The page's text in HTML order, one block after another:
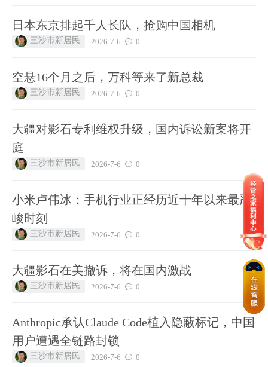
日本东京排起千人长队，抢购中国相机
三沙市新居民 2026-7-6 0
空悬16个月之后，万科等来了新总裁
三沙市新居民 2026-7-6 0
大疆对影石专利维权升级，国内诉讼新案将开
庭
三沙市新居民 2026-7-6 0
小米卢伟冰：手机行业正经历近十年以来最严
峻时刻
三沙市新居民 2026-7-6 0
大疆影石在美撤诉，将在国内激战
三沙市新居民 2026-7-6 0
Anthropic承认Claude Code植入隐蔽标记，中国
用户遭遇全链路封锁
三沙市新居民 2026-7-6 0